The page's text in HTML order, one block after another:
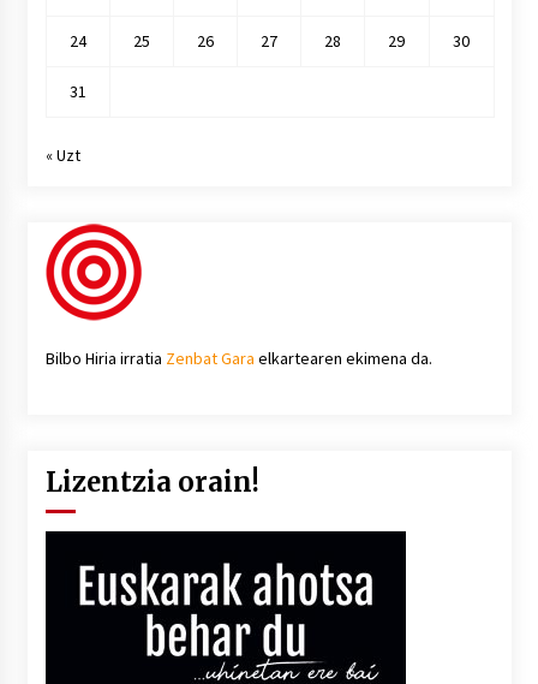
24 25 26 27 28 29 30
31
« Uzt
Bilbo Hiria irratia Zenbat Gara elkartearen ekimena da.
Lizentzia orain!